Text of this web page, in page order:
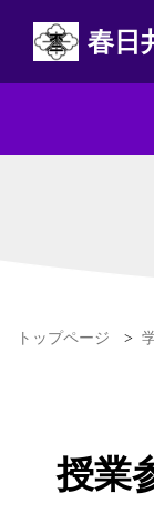
春日
トップページ >
授業